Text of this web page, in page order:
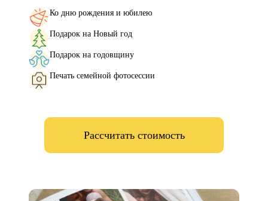
Ко дню рождения и юбилею
Подарок на Новый год
Подарок на годовщину
Печать семейной фотосессии
Рассчитать стоимость